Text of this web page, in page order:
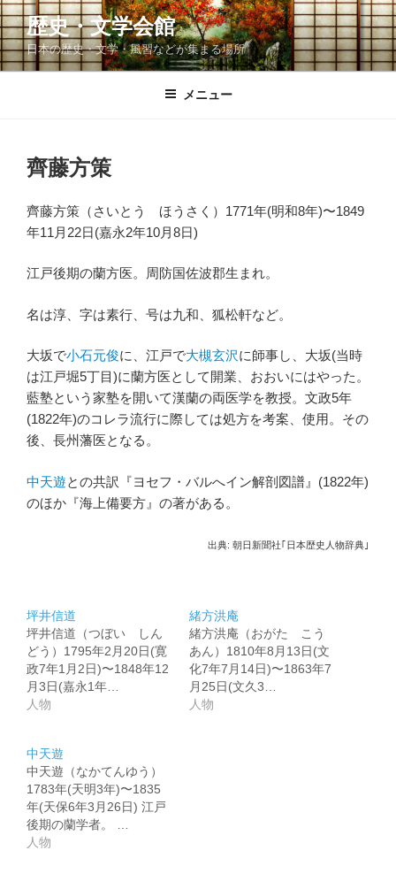
コ
ン
テ
ン
歴史・文学会館
日本の歴史・文学・風習などが集まる場所
メニュー
齊藤方策
齊藤方策（さいとう ほうさく）1771年(明和8年)〜1849
年11月22日(嘉永2年10月8日)
江戸後期の蘭方医。周防国佐波郡生まれ。
名は淳、字は素行、号は九和、狐松軒など。
大坂で小石元俊に、江戸で大槻玄沢に師事し、大坂(当時
は江戸堀5丁目)に蘭方医として開業、おおいにはやった。
藍塾という家塾を開いて漢蘭の両医学を教授。文政5年
(1822年)のコレラ流行に際しては処方を考案、使用。その
後、長州藩医となる。
中天遊との共訳『ヨセフ・バルへイン解剖図譜』(1822年)
のほか『海上備要方』の著がある。
出典: 朝日新聞社｢日本歴史人物辞典｣
坪井信道
坪井信道（つぼい しん
どう）1795年2月20日(寛
政7年1月2日)〜1848年12
月3日(嘉永1年…
人物
緒方洪庵
緒方洪庵（おがた こう
あん）1810年8月13日(文
化7年7月14日)〜1863年7
月25日(文久3…
人物
中天遊
中天遊（なかてんゆう）
1783年(天明3年)〜1835
年(天保6年3月26日) 江戸
後期の蘭学者。 …
人物